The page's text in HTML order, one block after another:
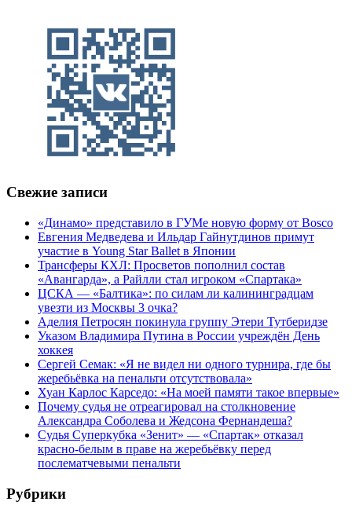
Свежие записи
«Динамо» представило в ГУМе новую форму от Bosco
Евгения Медведева и Ильдар Гайнутдинов примут
участие в Young Star Ballet в Японии
Трансферы КХЛ: Просветов пополнил состав
«Авангарда», а Райлли стал игроком «Спартака»
ЦСКА — «Балтика»: по силам ли калининградцам
увезти из Москвы 3 очка?
Аделия Петросян покинула группу Этери Тутберидзе
Указом Владимира Путина в России учреждён День
хоккея
Сергей Семак: «Я не видел ни одного турнира, где бы
жеребьёвка на пенальти отсутствовала»
Хуан Карлос Карседо: «На моей памяти такое впервые»
Почему судья не отреагировал на столкновение
Александра Соболева и Жедсона Фернандеша?
Судья Суперкубка «Зенит» — «Спартак» отказал
красно-белым в праве на жеребьёвку перед
послематчевыми пенальти
Рубрики